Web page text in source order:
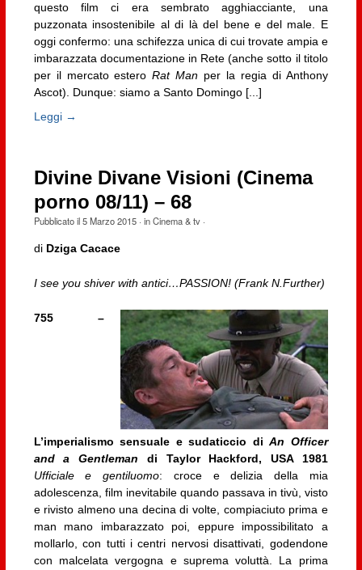
questo film ci era sembrato agghiacciante, una
puzzonata insostenibile al di là del bene e del male. E
oggi confermo: una schifezza unica di cui trovate ampia e
imbarazzata documentazione in Rete (anche sotto il titolo
per il mercato esteroRat Man per la regia di Anthony
Ascot). Dunque: siamo a Santo Domingo [...]
Leggi →
Divine Divane Visioni (Cinema
porno 08/11) – 68
Pubblicato il5 Marzo 2015· inCinema & tv·
di Dziga Cacace
I see you shiver with antici…PASSION! (Frank N.Further)
755 –
L’imperialismo sensuale e sudaticcio diAn Officer
and a Gentleman di Taylor Hackford, USA 1981
Ufficiale e gentiluomo: croce e delizia della mia
adolescenza, film inevitabile quando passava in tivù, visto
e rivisto almeno una decina di volte, compiaciuto prima e
man mano imbarazzato poi, eppure impossibilitato a
mollarlo, con tutti i centri nervosi disattivati, godendone
con malcelata vergogna e suprema voluttà. La prima